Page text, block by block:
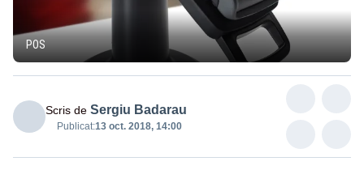
POS
Scris de Sergiu Badarau
Publicat:13 oct. 2018, 14:00